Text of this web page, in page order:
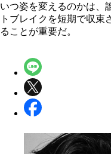
いつ姿を変えるのかは、
トブレイクを短期で収
ることが重要だ。